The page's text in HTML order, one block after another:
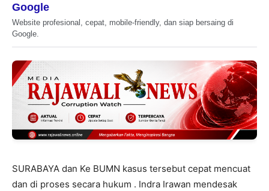
Google
Website profesional, cepat, mobile-friendly, dan siap bersaing di
Google.
SURABAYA dan Ke BUMN kasus tersebut cepat mencuat
dan di proses secara hukum . Indra Irawan mendesak